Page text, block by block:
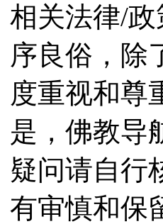
相关法律/
序良俗，除
度重视和尊
是，佛教导
疑问请自行
有审慎和保